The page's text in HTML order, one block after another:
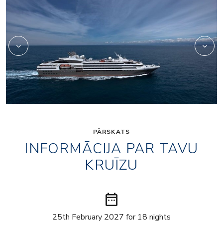
PĀRSKATS
INFORMĀCIJA PAR TAVU
KRUĪZU
date_range
25th February 2027 for 18 nights